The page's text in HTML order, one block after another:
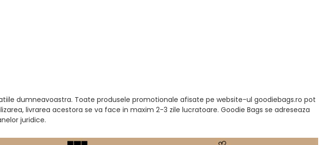
dumneavoastra. Toate produsele promotionale afisate pe website-ul goodiebags.ro pot
livrarea acestora se va face in maxim 2-3 zile lucratoare. Goodie Bags se adreseaza
juridice.